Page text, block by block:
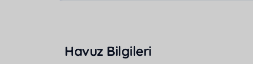
Havuz Bilgileri